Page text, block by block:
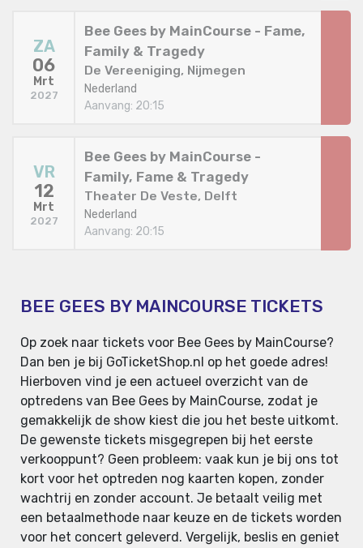
ZA
06
Mrt
2027
Bee Gees by MainCourse - Fame,
Family & Tragedy
De Vereeniging, Nijmegen
Nederland
Aanvang: 20:15
VR
12
Mrt
2027
Bee Gees by MainCourse -
Family, Fame & Tragedy
Theater De Veste, Delft
Nederland
Aanvang: 20:15
BEE GEES BY MAINCOURSE TICKETS
Op zoek naar tickets voor Bee Gees by MainCourse?
Dan ben je bij GoTicketShop.nl op het goede adres!
Hierboven vind je een actueel overzicht van de
optredens van Bee Gees by MainCourse, zodat je
gemakkelijk de show kiest die jou het beste uitkomt.
De gewenste tickets misgegrepen bij het eerste
verkooppunt? Geen probleem: vaak kun je bij ons tot
kort voor het optreden nog kaarten kopen, zonder
wachtrij en zonder account. Je betaalt veilig met
een betaalmethode naar keuze en de tickets worden
voor het concert geleverd. Vergelijk, beslis en geniet